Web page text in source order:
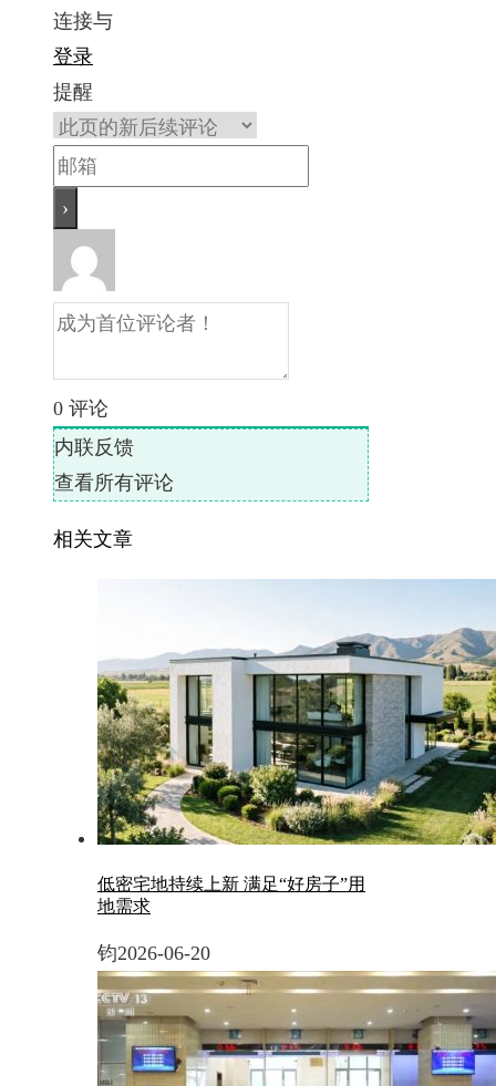
连接与
登录
提醒
0 评论
内联反馈
查看所有评论
相关文章
低密宅地持续上新 满足“好房子”用
地需求
钧2026-06-20